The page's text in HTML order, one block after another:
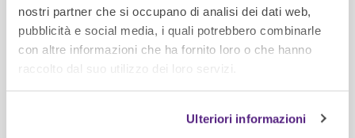
nostri partner che si occupano di analisi dei dati web,
pubblicità e social media, i quali potrebbero combinarle
con altre informazioni che ha fornito loro o che hanno
raccolto dal suo utilizzo dei loro servizi.
Ulteriori informazioni
DOWNLOAD DOCUMENTI AZIENDALI
CERTIFICAZIONE UNI EN